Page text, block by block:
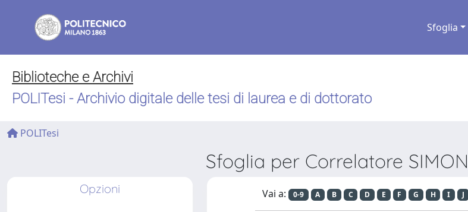
Sfoglia
Biblioteche e Archivi
POLITesi - Archivio digitale delle tesi di laurea e di dottorato
POLITesi
Sfoglia per Correlatore
Opzioni Vai a: 0-9 A B C D E F G H I J